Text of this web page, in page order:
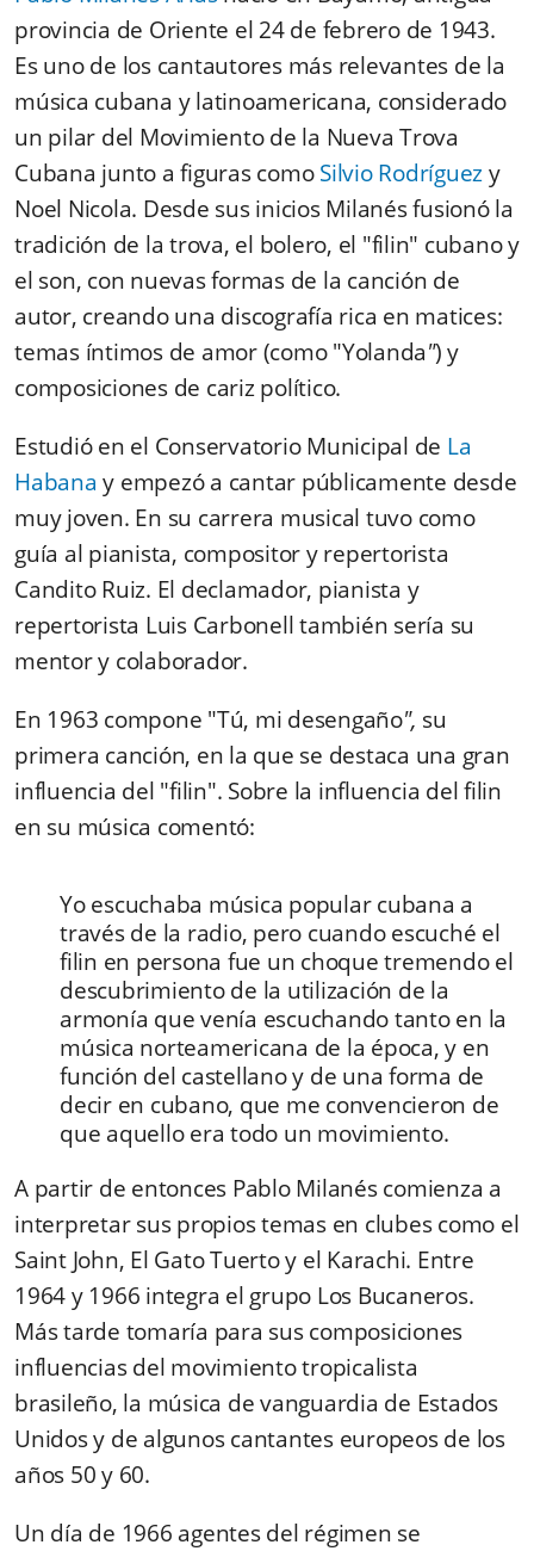
provincia de Oriente el 24 de febrero de 1943.
Es uno de los cantautores más relevantes de la
música cubana y latinoamericana, considerado
un pilar del Movimiento de la Nueva Trova
Cubana junto a figuras comoSilvio Rodríguezy
Noel Nicola. Desde sus inicios Milanés fusionó la
tradición de la trova, el bolero, el "filin" cubano y
el son, con nuevas formas de la canción de
autor, creando una discografía rica en matices:
temas íntimos de amor (como "Yolanda") y
composiciones de cariz político.
Estudió en el Conservatorio Municipal de La
Habana y empezó a cantar públicamente desde
muy joven. En su carrera musical tuvo como
guía al pianista, compositor y repertorista
Candito Ruiz. El declamador, pianista y
repertorista Luis Carbonell también sería su
mentor y colaborador.
En 1963 compone "Tú, mi desengaño", su
primera canción, en la que se destaca una gran
influencia del "filin". Sobre la influencia del filin
en su música comentó:
Yo escuchaba música popular cubana a
través de la radio, pero cuando escuché el
filin en persona fue un choque tremendo el
descubrimiento de la utilización de la
armonía que venía escuchando tanto en la
música norteamericana de la época, y en
función del castellano y de una forma de
decir en cubano, que me convencieron de
que aquello era todo un movimiento.
A partir de entonces Pablo Milanés comienza a
interpretar sus propios temas en clubes como el
Saint John, El Gato Tuerto y el Karachi. Entre
1964 y 1966 integra el grupo Los Bucaneros.
Más tarde tomaría para sus composiciones
influencias del movimiento tropicalista
brasileño, la música de vanguardia de Estados
Unidos y de algunos cantantes europeos de los
años 50 y 60.
Un día de 1966 agentes del régimen se